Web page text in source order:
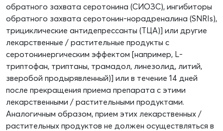
обратного захвата серотонина (СИОЗС), ингибиторы
обратного захвата серотонин-норадреналина (SNRIs),
трициклические антидепрессанты (ТЦА)] или другие
лекарственные / растительные продукты с
серотонинергическим эффектом [например, L-
триптофан, триптаны, трамадол, линезолид, литий,
зверобой продырявленный)] или в течение 14 дней
после прекращения приема препарата с этими
лекарственными / растительными продуктами.
Аналогичным образом, прием этих лекарственных /
растительных продуктов не должен осуществляться в